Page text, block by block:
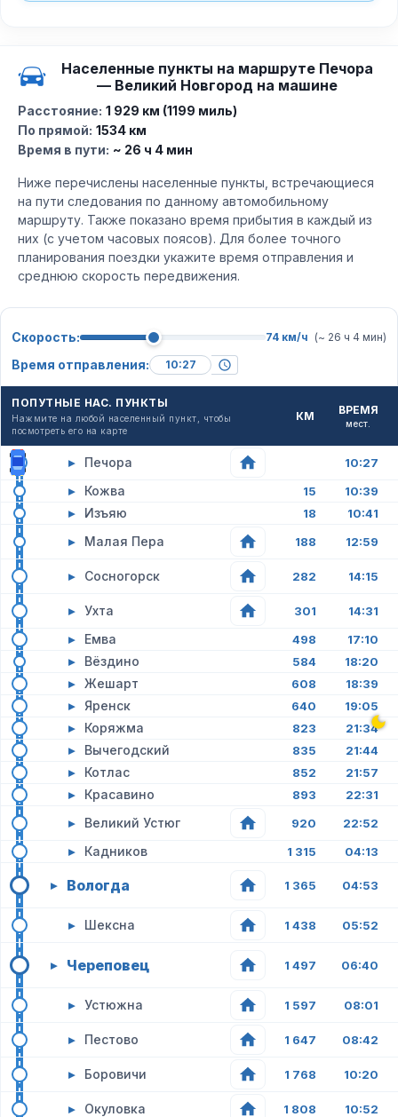
Населенные пункты на маршруте Печора
— Великий Новгород на машине
Расстояние: 1 929 км (1199 миль)
По прямой: 1534 км
Время в пути: ~ 26 ч 4 мин
Ниже перечислены населенные пункты, встречающиеся
на пути следования по данному автомобильному
маршруту. Также показано время прибытия в каждый из
них (с учетом часовых поясов). Для более точного
планирования поездки укажите время отправления и
среднюю скорость передвижения.
Скорость: 74 км/ч (~ 26 ч 4 мин)
Время отправления:
ПОПУТНЫЕ НАС. ПУНКТЫ
Нажмите на любой населенный пункт, чтобы
посмотреть его на карте
КМ ВРЕМЯ
мест.
▸ Печора 10:27
▸ Кожва 15 10:39
▸ Изъяю 18 10:41
▸ Малая Пера 188 12:59
▸ Сосногорск 282 14:15
▸ Ухта 301 14:31
▸ Емва 498 17:10
▸ Вёздино 584 18:20
▸ Жешарт 608 18:39
▸ Яренск 640 19:05
▸ Коряжма 823 21:34
▸ Вычегодский 835 21:44
▸ Котлас 852 21:57
▸ Красавино 893 22:31
▸ Великий Устюг 920 22:52
▸ Кадников 1 315 04:13
▸ Вологда 1 365 04:53
▸ Шексна 1 438 05:52
▸ Череповец 1 497 06:40
▸ Устюжна 1 597 08:01
▸ Пестово 1 647 08:42
▸ Боровичи 1 768 10:20
▸ Окуловка 1 808 10:52